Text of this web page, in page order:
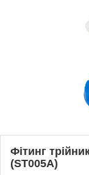
Фітинг
(ST005A)